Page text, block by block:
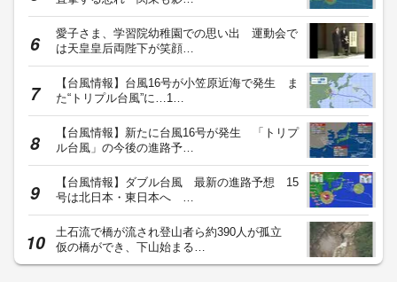
愛子さま、学習院幼稚園での思い出 運動会で
は天皇皇后両陛下が笑顔…
【台風情報】台風16号が小笠原近海で発生 ま
た“トリプル台風”に…1…
【台風情報】新たに台風16号が発生 「トリプ
ル台風」の今後の進路予…
【台風情報】ダブル台風 最新の進路予想 15
号は北日本・東日本へ …
土石流で橋が流され登山者ら約390人が孤立
仮の橋ができ、下山始まる…